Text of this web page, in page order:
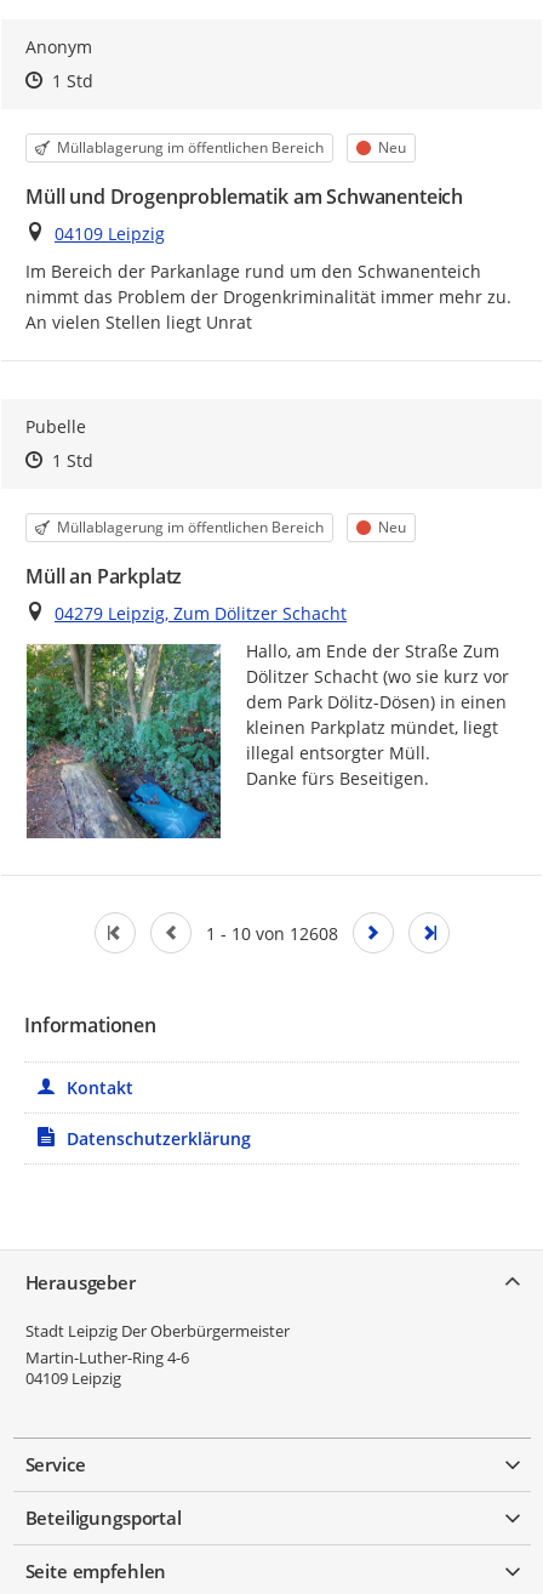
Anonym
Zeitpunkt des Erstellens
Zeitpunkt des Erstellens
1 StdZur Äußerung
Kategorie
Müllablagerung im öffentlichen Bereich Status
Neu
Müll und Drogenproblematik am Schwanenteich
Ort
04109 Leipzig
Im Bereich der Parkanlage rund um den Schwanenteich
nimmt das Problem der Drogenkriminalität immer mehr zu.
An vielen Stellen liegt Unrat
Pubelle
Zeitpunkt des Erstellens
Zeitpunkt des Erstellens
1 StdZur Äußerung
Kategorie
Müllablagerung im öffentlichen Bereich Status
Neu
Müll an Parkplatz
Ort
04279 Leipzig, Zum Dölitzer Schacht
Hallo, am Ende der Straße Zum
Dölitzer Schacht (wo sie kurz vor
dem Park Dölitz-Dösen) in einen
kleinen Parkplatz mündet, liegt
illegal entsorgter Müll.
Danke fürs Beseitigen.
1 - 10 von 12608
Informationen
Kontakt
Datenschutzerklärung
Herausgeber
Stadt Leipzig Der Oberbürgermeister
Martin-Luther-Ring 4-6
04109 Leipzig
Service
Beteiligungsportal
Seite empfehlen